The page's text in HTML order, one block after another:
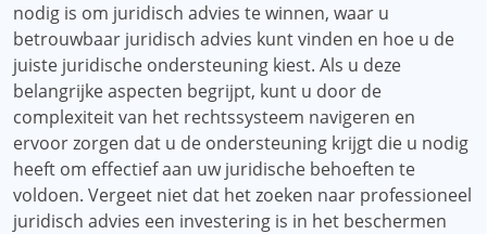
nodig is om juridisch advies te winnen, waar u
betrouwbaar juridisch advies kunt vinden en hoe u de
juiste juridische ondersteuning kiest. Als u deze
belangrijke aspecten begrijpt, kunt u door de
complexiteit van het rechtssysteem navigeren en
ervoor zorgen dat u de ondersteuning krijgt die u nodig
heeft om effectief aan uw juridische behoeften te
voldoen. Vergeet niet dat het zoeken naar professioneel
juridisch advies een investering is in het beschermen